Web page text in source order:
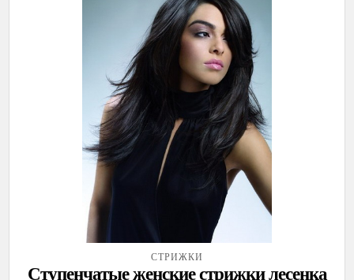
СТРИЖКИ
Ступенчатые женские стрижки лесенка